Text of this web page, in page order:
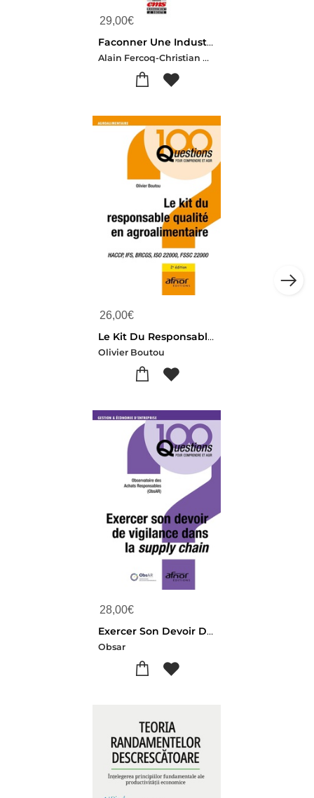
29,00€
Faconner Une Industrie Circulaire Robuste : Par Le Lean 4r Et La Perennite Programmee Circulaire
Alain Fercoq-Christian Bruere-Maxence Denu
26,00€
Le Kit Du Responsable Qualite En Agroalimentaire : Haccp, Ifs, Brcgs, Iso 22000, Fssc 22000 (2e Edition)
Olivier Boutou
28,00€
Exercer Son Devoir De Vigilance Dans La Supply Chain
Obsar